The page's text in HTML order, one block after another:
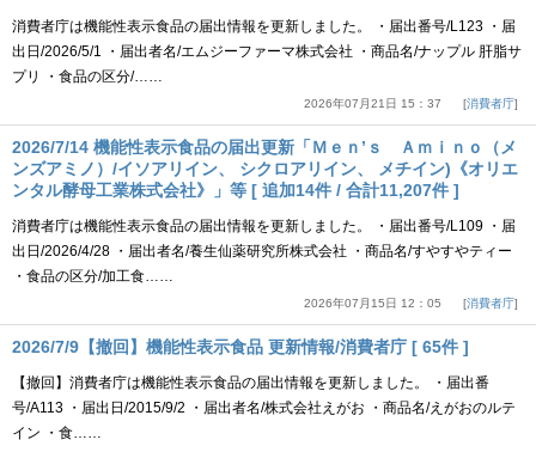
消費者庁は機能性表示食品の届出情報を更新しました。 ・届出番号/L123 ・届
出日/2026/5/1 ・届出者名/エムジーファーマ株式会社 ・商品名/ナップル 肝脂サ
プリ ・食品の区分/……
2026年07月21日 15：37 消費者庁
2026/7/14 機能性表示食品の届出更新「Ｍｅｎ’ｓ Ａｍｉｎｏ（メ
ンズアミノ）/イソアリイン、 シクロアリイン、 メチイン)《オリエ
ンタル酵母工業株式会社》」等 [ 追加14件 / 合計11,207件 ]
消費者庁は機能性表示食品の届出情報を更新しました。 ・届出番号/L109 ・届
出日/2026/4/28 ・届出者名/養生仙薬研究所株式会社 ・商品名/すやすやティー
・食品の区分/加工食……
2026年07月15日 12：05 消費者庁
2026/7/9【撤回】機能性表示食品 更新情報/消費者庁 [ 65件 ]
【撤回】消費者庁は機能性表示食品の届出情報を更新しました。 ・届出番
号/A113 ・届出日/2015/9/2 ・届出者名/株式会社えがお ・商品名/えがおのルテ
イン ・食……